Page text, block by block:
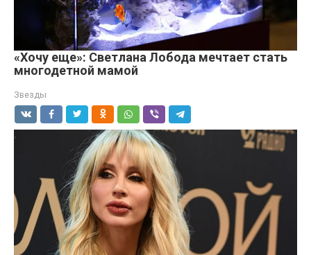
«Хочу еще»: Светлана Лобода мечтает стать
многодетной мамой
Звезды